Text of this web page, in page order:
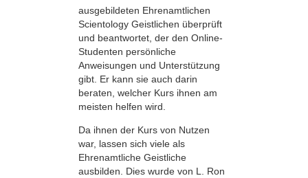
ausgebildeten Ehrenamtlichen
Scientology Geistlichen überprüft
und beantwortet, der den Online-
Studenten persönliche
Anweisungen und Unterstützung
gibt. Er kann sie auch darin
beraten, welcher Kurs ihnen am
meisten helfen wird.
Da ihnen der Kurs von Nutzen
war, lassen sich viele als
Ehrenamtliche Geistliche
ausbilden. Dies wurde von L. Ron